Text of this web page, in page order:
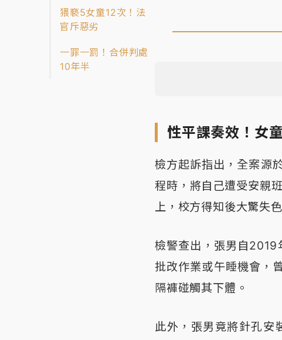
猥褻5女童12次！法
官斥惡劣
一罪一罰！合併判處
10年半
性平課奏效！女
檢方起訴指出，全案源
程時，將自己遭受安親
上，校方得知後大驚失
檢警查出，張男自
批改作業或午睡機會，
隔褲碰觸其下體。
此外，張男竟將針孔安